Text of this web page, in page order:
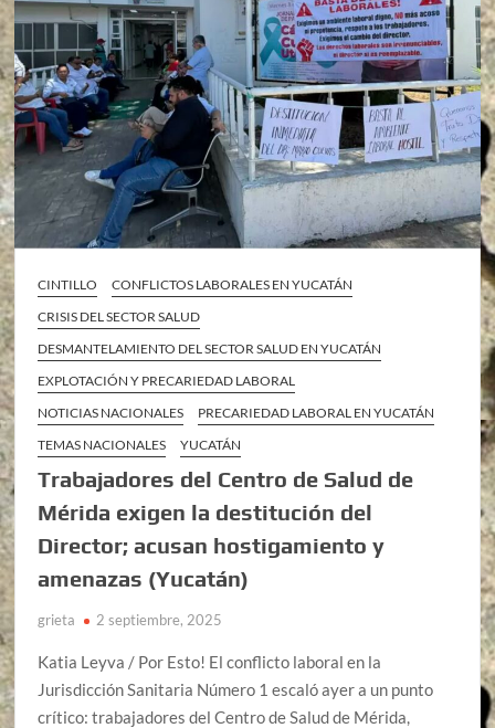
CINTILLO
CONFLICTOS LABORALES EN YUCATÁN
CRISIS DEL SECTOR SALUD
DESMANTELAMIENTO DEL SECTOR SALUD EN YUCATÁN
EXPLOTACIÓN Y PRECARIEDAD LABORAL
NOTICIAS NACIONALES
PRECARIEDAD LABORAL EN YUCATÁN
TEMAS NACIONALES
YUCATÁN
Trabajadores del Centro de Salud de
Mérida exigen la destitución del
Director; acusan hostigamiento y
amenazas (Yucatán)
grieta 2 septiembre, 2025
Katia Leyva / Por Esto! El conflicto laboral en la
Jurisdicción Sanitaria Número 1 escaló ayer a un punto
crítico: trabajadores del Centro de Salud de Mérida,